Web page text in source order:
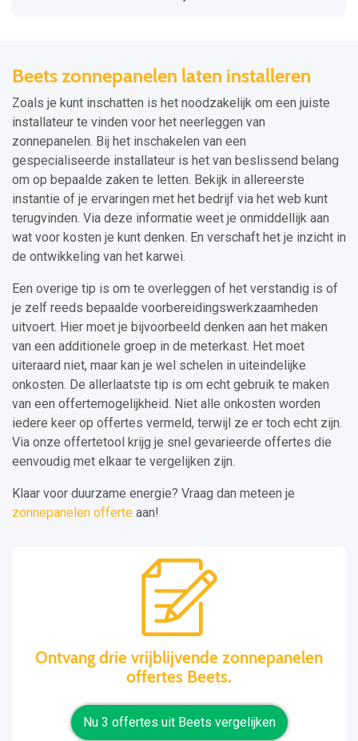
Beets zonnepanelen laten installeren
Zoals je kunt inschatten is het noodzakelijk om een juiste
installateur te vinden voor het neerleggen van
zonnepanelen. Bij het inschakelen van een
gespecialiseerde installateur is het van beslissend belang
om op bepaalde zaken te letten. Bekijk in allereerste
instantie of je ervaringen met het bedrijf via het web kunt
terugvinden. Via deze informatie weet je onmiddellijk aan
wat voor kosten je kunt denken. En verschaft het je inzicht in
de ontwikkeling van het karwei.
Een overige tip is om te overleggen of het verstandig is of
je zelf reeds bepaalde voorbereidingswerkzaamheden
uitvoert. Hier moet je bijvoorbeeld denken aan het maken
van een additionele groep in de meterkast. Het moet
uiteraard niet, maar kan je wel schelen in uiteindelijke
onkosten. De allerlaatste tip is om echt gebruik te maken
van een offertemogelijkheid. Niet alle onkosten worden
iedere keer op offertes vermeld, terwijl ze er toch echt zijn.
Via onze offertetool krijg je snel gevarieerde offertes die
eenvoudig met elkaar te vergelijken zijn.
Klaar voor duurzame energie? Vraag dan meteen je
zonnepanelen offerte aan!
Ontvang drie vrijblijvende zonnepanelen
offertes Beets.
Nu 3 offertes uit Beets vergelijken